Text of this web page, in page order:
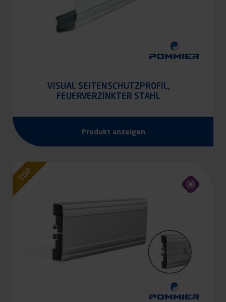
VISUAL SEITENSCHUTZPROFIL,
FEUERVERZINKTER STAHL
Produkt anzeigen
TOP